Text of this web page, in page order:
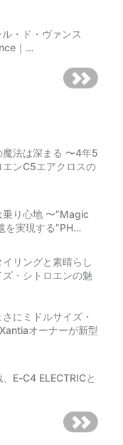
・ド・ヴァンス
｜…
法は深まる 〜4年5
ンC5エアクロスの
乗り心地 〜”Magic
を実現する”PH…
リングと素晴らし
・シトロエンの魅
にミドルサイズ・
オーナーが新型
E-C4 ELECTRICと